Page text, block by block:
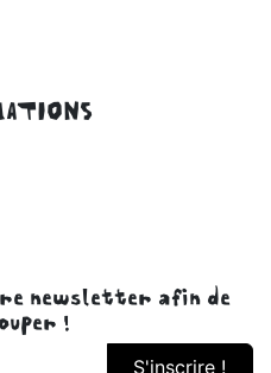
newsletter afin de
!
S'inscrire !